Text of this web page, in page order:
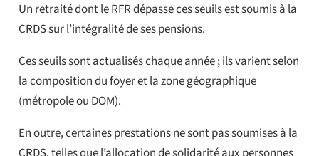
Un retraité dont le RFR dépasse ces seuils est soumis à la
CRDS sur l’intégralité de ses pensions.
Ces seuils sont actualisés chaque année ; ils varient selon
la composition du foyer et la zone géographique
(métropole ou DOM).
En outre, certaines prestations ne sont pas soumises à la